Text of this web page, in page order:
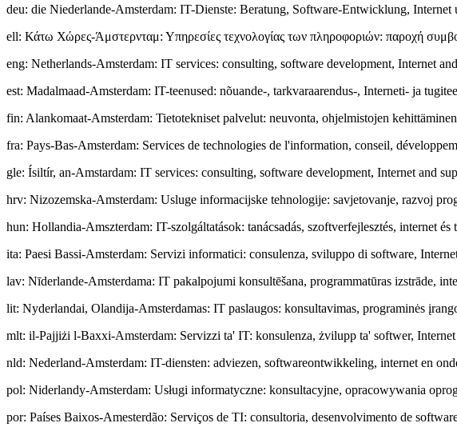
deu: die Niederlande-Amsterdam: IT-Dienste: Beratung, Software-Entwicklung, Internet
ell: Κάτω Χώρες-Άμστερνταμ: Υπηρεσίες τεχνολογίας των πληροφοριών: παροχή
eng: Netherlands-Amsterdam: IT services: consulting, software development, Internet
est: Madalmaad-Amsterdam: IT-teenused: nõuande-, tarkvaraarendus-, Interneti- ja
fin: Alankomaat-Amsterdam: Tietotekniset palvelut: neuvonta, ohjelmistojen
fra: Pays-Bas-Amsterdam: Services de technologies de l'information, conseil,
gle: Ísiltír, an-Amstardam: IT services: consulting, software development, Internet and
hrv: Nizozemska-Amsterdam: Usluge informacijske tehnologije: savjetovanje, razvoj
hun: Hollandia-Amszterdam: IT-szolgáltatások: tanácsadás, szoftverfejlesztés, internet és
ita: Paesi Bassi-Amsterdam: Servizi informatici: consulenza, sviluppo di software,
lav: Nīderlande-Amsterdama: IT pakalpojumi konsultēšana, programmatūras izstrāde,
lit: Nyderlandai, Olandija-Amsterdamas: IT paslaugos: konsultavimas, programinės
mlt: il-Pajjiżi l-Baxxi-Amsterdam: Servizzi ta' IT: konsulenza, żvilupp ta' softwer,
nld: Nederland-Amsterdam: IT-diensten: adviezen, softwareontwikkeling, internet en
pol: Niderlandy-Amsterdam: Usługi informatyczne: konsultacyjne, opracowywania
por: Países Baixos-Amesterdão: Serviços de TI: consultoria, desenvolvimento de